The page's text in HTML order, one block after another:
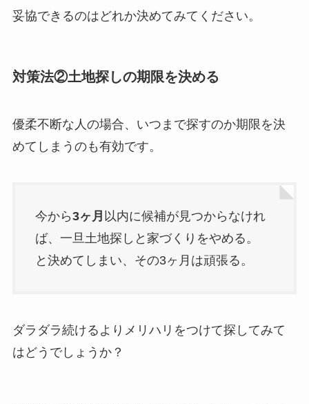
妥協できるのはどれか決めてみてください。
対策法②土地探しの期限を決める
優柔不断な人の場合、いつまで探すのか期限を決
めてしまうのも有効です。
今から3ヶ月 以内に候補が見つからなけれ
ば、一旦土地探しと家づくりをやめる。
と決めてしまい、その3ヶ月は頑張る。
ダラダラ続けるよりメリハリをつけて探してみて
はどうでしょうか？